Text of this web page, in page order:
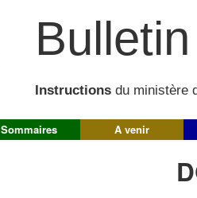
Instructions du ministère
Sommaires A venir